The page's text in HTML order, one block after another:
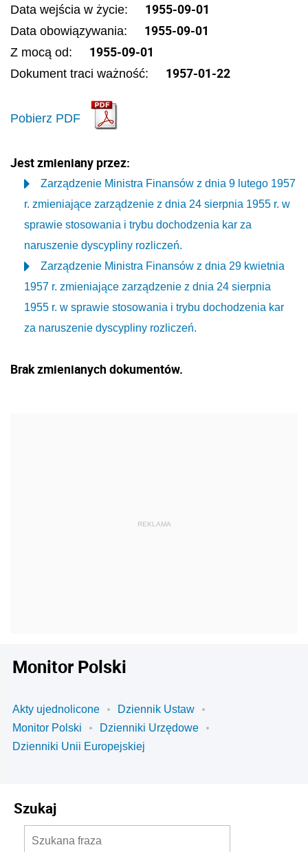
Data wejścia w życie: 1955-09-01
Data obowiązywania: 1955-09-01
Z mocą od: 1955-09-01
Dokument traci ważność: 1957-01-22
Pobierz PDF
Jest zmieniany przez:
Zarządzenie Ministra Finansów z dnia 9 lutego 1957
r. zmieniające zarządzenie z dnia 24 sierpnia 1955 r. w
sprawie stosowania i trybu dochodzenia kar za
naruszenie dyscypliny rozliczeń.
Zarządzenie Ministra Finansów z dnia 29 kwietnia
1957 r. zmieniające zarządzenie z dnia 24 sierpnia
1955 r. w sprawie stosowania i trybu dochodzenia kar
za naruszenie dyscypliny rozliczeń.
Brak zmienianych dokumentów.
Monitor Polski
Akty ujednolicone
Dziennik Ustaw
Monitor Polski
Dzienniki Urzędowe
Dzienniki Unii Europejskiej
Szukaj